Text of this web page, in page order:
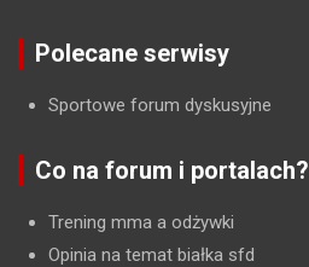
Polecane serwisy
Sportowe forum dyskusyjne
Co na forum i portalach?
Trening mma a odżywki
Opinia na temat białka sfd